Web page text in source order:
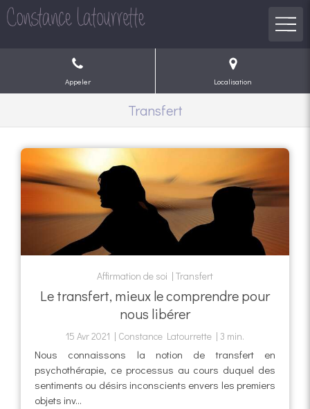
Appeler Localisation
Transfert
Affirmation de soi Transfert
Le transfert, mieux le comprendre pour
nous libérer
15 Avr 2021 Constance Latourrette 3 min.
Nous connaissons la notion de transfert en
psychothérapie, ce processus au cours duquel des
sentiments ou désirs inconscients envers les premiers
objets inv...